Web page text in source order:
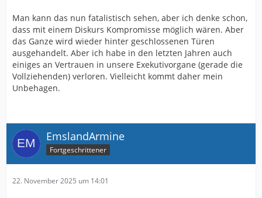
Man kann das nun fatalistisch sehen, aber ich denke schon,
dass mit einem Diskurs Kompromisse möglich wären. Aber
das Ganze wird wieder hinter geschlossenen Türen
ausgehandelt. Aber ich habe in den letzten Jahren auch
einiges an Vertrauen in unsere Exekutivorgane (gerade die
Vollziehenden) verloren. Vielleicht kommt daher mein
Unbehagen.
EmslandArmine
Fortgeschrittener
22. November 2025 um 14:01